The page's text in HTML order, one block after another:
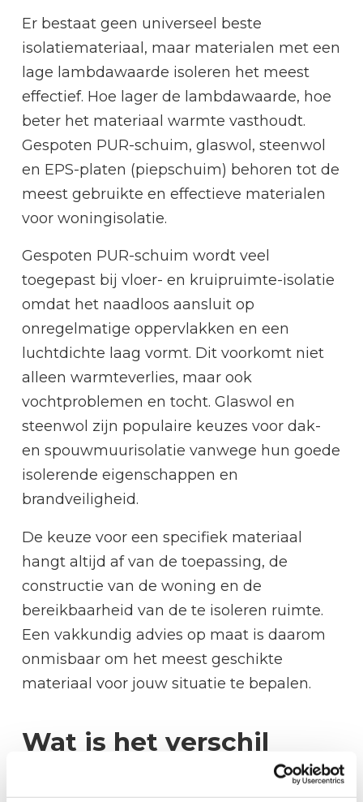
Er bestaat geen universeel beste
isolatiemateriaal, maar materialen met een
lage lambdawaarde isoleren het meest
effectief. Hoe lager de lambdawaarde, hoe
beter het materiaal warmte vasthoudt.
Gespoten PUR-schuim, glaswol, steenwol
en EPS-platen (piepschuim) behoren tot de
meest gebruikte en effectieve materialen
voor woningisolatie.
Gespoten PUR-schuim wordt veel
toegepast bij vloer- en kruipruimte-isolatie
omdat het naadloos aansluit op
onregelmatige oppervlakken en een
luchtdichte laag vormt. Dit voorkomt niet
alleen warmteverlies, maar ook
vochtproblemen en tocht. Glaswol en
steenwol zijn populaire keuzes voor dak-
en spouwmuurisolatie vanwege hun goede
isolerende eigenschappen en
brandveiligheid.
De keuze voor een specifiek materiaal
hangt altijd af van de toepassing, de
constructie van de woning en de
bereikbaarheid van de te isoleren ruimte.
Een vakkundig advies op maat is daarom
onmisbaar om het meest geschikte
materiaal voor jouw situatie te bepalen.
Wat is het verschil
tussen vloerisolatie en